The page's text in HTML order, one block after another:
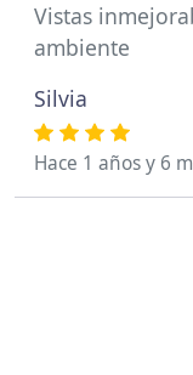
Vistas
ambiente
Silvia
Hace 1 años y 6